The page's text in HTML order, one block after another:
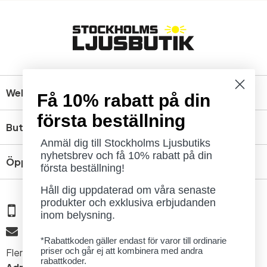
Webbshop
Butik
Öppettider
08 - 654 29 00
Fler kontaktuppgifter »
Få 10% rabatt på din
första beställning
Anmäl dig till Stockholms Ljusbutiks
nyhetsbrev och få 10% rabatt på din
första beställning!
Håll dig uppdaterad om våra senaste
produkter och exklusiva erbjudanden
inom belysning.
*Rabattkoden gäller endast för varor till ordinarie
priser och går ej att kombinera med andra
rabattkoder.